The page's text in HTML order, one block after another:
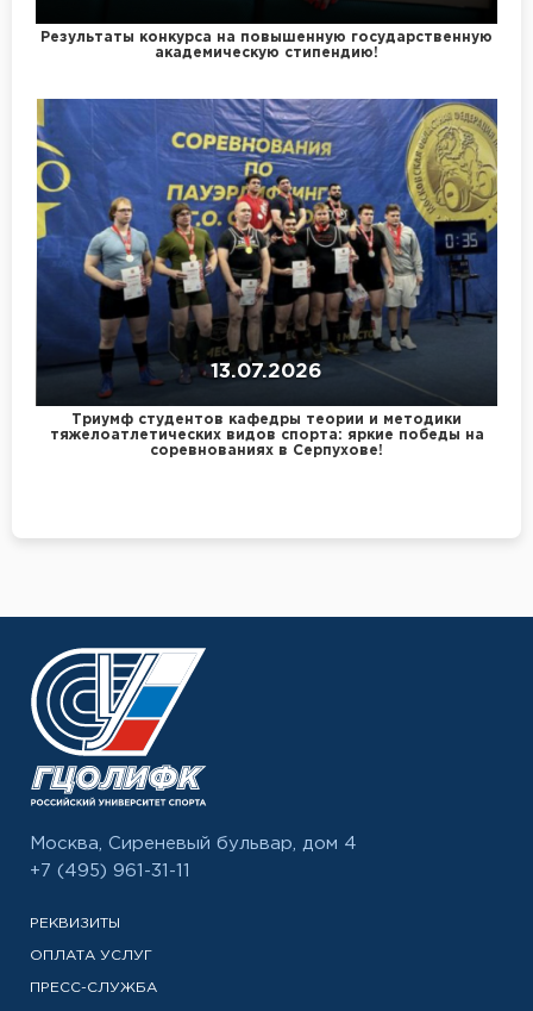
Результаты конкурса на повышенную государственную
академическую стипендию!
13.07.2026
Триумф студентов кафедры теории и методики
тяжелоатлетических видов спорта: яркие победы на
соревнованиях в Серпухове!
Москва, Сиреневый бульвар, дом 4
+7 (495) 961-31-11
РЕКВИЗИТЫ
ОПЛАТА УСЛУГ
ПРЕСС-СЛУЖБА